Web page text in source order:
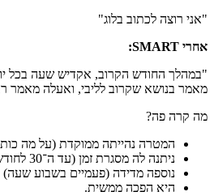
"אני רוצה לכתוב בלוג"
אחרי
"במהלך החודש הקרוב, אקדיש שעה בכל
מאמר בנושא שקרוב לליבי, ואעלה מאמר ראשון
מה קרה פה?
המטרה נהייתה ממוקדת (על מה
ניתנה לה מסגרת זמן (עד ה־30 לחודש)
נוספה מדידה (פעמיים בשבוע שעה)
היא הפכה ממשית.